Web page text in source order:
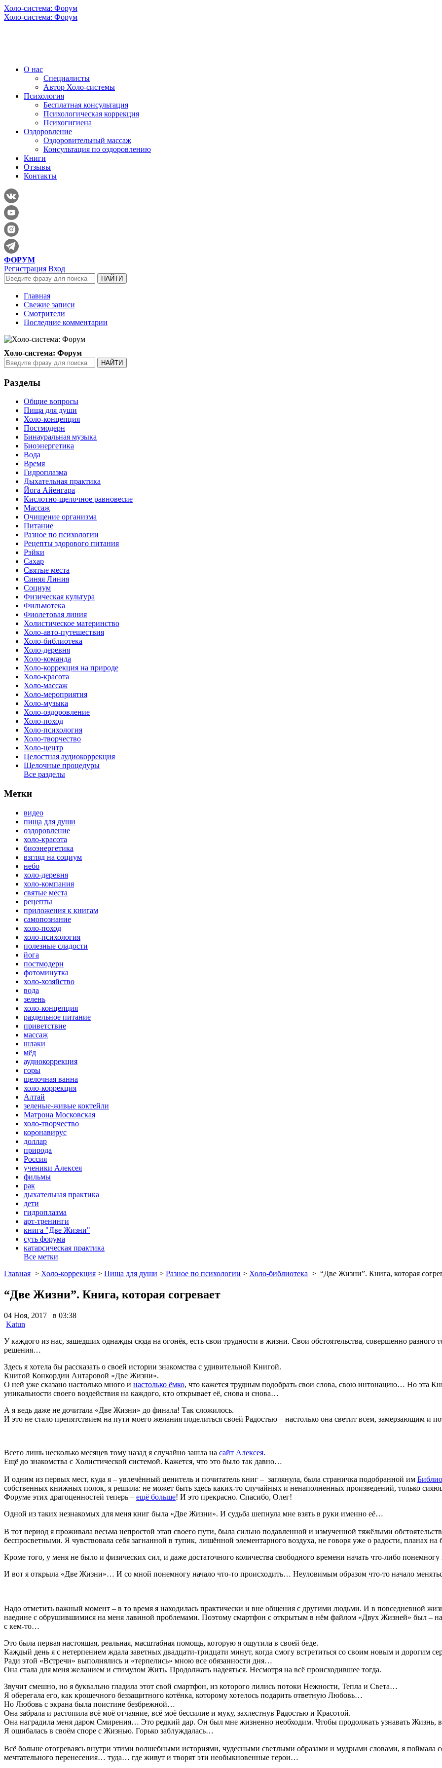
Холо-система: Форум
Холо-система: Форум
О нас
Специалисты
Автор Холо-системы
Психология
Бесплатная консультация
Психологическая коррекция
Психогигиена
Оздоровление
Оздоровительный массаж
Консультация по оздоровлению
Книги
Отзывы
Контакты
ФОРУМ
Регистрация Вход
Главная
Свежие записи
Смотрители
Последние комментарии
Холо-система: Форум
Разделы
Общие вопросы
Пища для души
Холо-концепция
Постмодерн
Бинауральная музыка
Биоэнергетика
Вода
Время
Гидроплазма
Дыхательная практика
Йога Айенгара
Кислотно-щелочное равновесие
Массаж
Очищение организма
Питание
Разное по психологии
Рецепты здорового питания
Рэйки
Сахар
Святые места
Синяя Линия
Социум
Физическая культура
Фильмотека
Фиолетовая линия
Холистическое материнство
Холо-авто-путешествия
Холо-библиотека
Холо-деревня
Холо-команда
Холо-коррекция на природе
Холо-красота
Холо-массаж
Холо-мероприятия
Холо-музыка
Холо-оздоровление
Холо-поход
Холо-психология
Холо-творчество
Холо-центр
Целостная аудиокоррекция
Щелочные процедуры
Все разделы
Метки
видео
пища для души
оздоровление
холо-красота
биоэнергетика
взгляд на социум
небо
холо-деревня
холо-компания
святые места
рецепты
приложения к книгам
самопознание
холо-поход
холо-психология
полезные сладости
йога
постмодерн
фотоминутка
холо-хозяйство
вода
зелень
холо-концепция
раздельное питание
приветствие
массаж
шлаки
мёд
аудиокоррекция
горы
щелочная ванна
холо-коррекция
Алтай
зеленые-живые коктейли
Матрона Московская
холо-творчество
коронавирус
доллар
природа
Россия
ученики Алексея
фильмы
рак
дыхательная практика
дети
гидроплазма
арт-тренинги
книга "Две Жизни"
суть форума
катарсическая практика
Все метки
Главная > Холо-коррекция > Пища для души > Разное по психологии > Холо-библиотека > “Две Жизни”. Книга, которая
“Две Жизни”. Книга, которая согревает
04 Ноя, 2017 в 03:38
Katun
У каждого из нас, зашедших однажды сюда на огонёк, есть свои трудности в жизни. Свои обстоятельства, совершенно
решения…
Здесь я хотела бы рассказать о своей истории знакомства с удивительной Книгой.
Книгой Конкордии Антаровой «Две Жизни».
О ней уже сказано настолько много и настолько ёмко, что кажется трудным подобрать свои слова, свою интонацию… Но эта
уникальности своего воздействия на каждого, кто открывает её, снова и снова…
А я ведь даже не дочитала «Две Жизни» до финала! Так сложилось.
И это не стало препятствием на пути моего желания поделиться своей Радостью – настолько она светит всем, замерзающим
Всего лишь несколько месяцев тому назад я случайно зашла на сайт Алексея.
Ещё до знакомства с Холистической системой. Кажется, что это было так давно…
И одним из первых мест, куда я – увлечённый ценитель и почитатель книг – заглянула, была страничка подобранной им
собственных книжных полок, я решила: не может быть здесь каких-то случайных и ненаполненных произведений, только
Форуме этих драгоценностей теперь – ещё больше! И это прекрасно. Спасибо, Олег!
Одной из таких незнакомых для меня книг была «Две Жизни». И судьба шепнула мне взять в руки именно её…
В тот период я проживала весьма непростой этап своего пути, была сильно подавленной и измученной тяжёлыми
беспросветными. Я чувствовала себя загнанной в тупик, лишённой элементарного воздуха, не говоря уже о радости, планах
Кроме того, у меня не было и физических сил, и даже достаточного количества свободного времени начать что-либо понемногу
И вот я открыла «Две Жизни»… И со мной понемногу начало что-то происходить… Неуловимым образом что-то начало
Надо отметить важный момент – в то время я находилась практически и вне общения с другими людьми. И в повседневной
наедине с обрушившимися на меня лавиной проблемами. Поэтому смартфон с открытым в нём файлом «Двух Жизней» был –
с кем-то…
Это была первая настоящая, реальная, масштабная помощь, которую я ощутила в своей беде.
Каждый день я с нетерпением ждала заветных двадцати-тридцати минут, когда смогу встретиться со своим новым и дорогим
Ради этой «Встречи» выполнялись и «терпелись» мною все обязанности дня…
Она стала для меня желанием и стимулом Жить. Продолжать надеяться. Несмотря на всё происходившее тогда.
Звучит смешно, но я буквально гладила этот свой смартфон, из которого лились потоки Нежности, Тепла и Света…
Я оберегала его, как крошечного беззащитного котёнка, которому хотелось подарить ответную Любовь…
Но Любовь с экрана была поистине безбрежной…
Она забрала и растопила всё моё отчаяние, всё моё бессилие и муку, захлестнув Радостью и Красотой.
Она наградила меня даром Смирения… Это редкий дар. Он был мне жизненно необходим. Чтобы продолжать узнавать Жизнь,
Я ошибалась в своём споре с Жизнью. Горько заблуждалась…
Всё больше отогреваясь внутри этими волшебными историями, чудесными светлыми образами и мудрыми словами, я поймала
мечтательного перенесения… туда… где живут и творят эти необыкновенные герои…